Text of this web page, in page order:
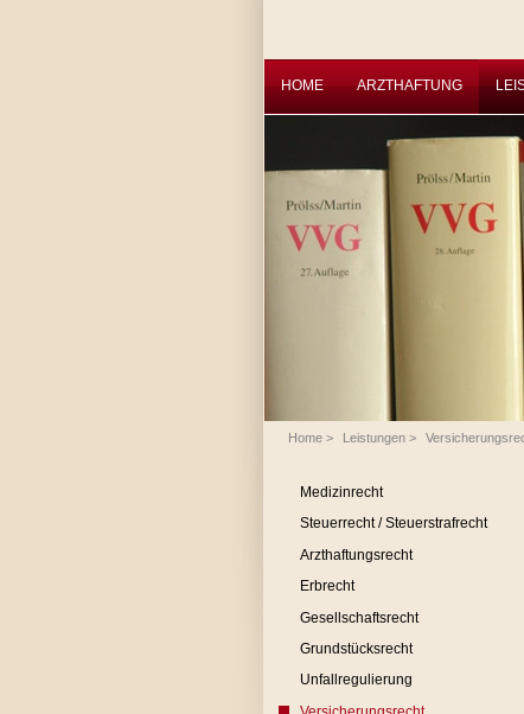
HOME ARZTHAFTUNG
Home> Leistungen>
Medizinrecht
Steuerrecht / Steuerstrafrecht
Arzthaftungsrecht
Erbrecht
Gesellschaftsrecht
Grundstücksrecht
Unfallregulierung